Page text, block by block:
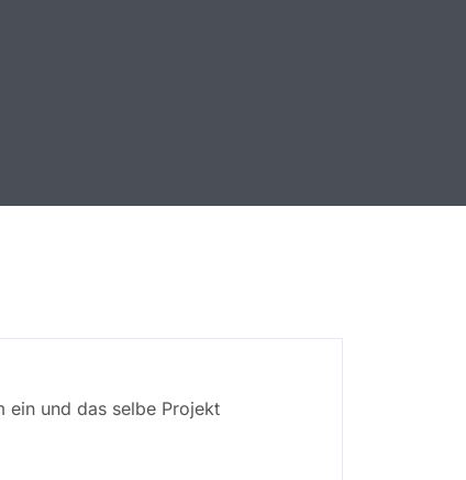
ein und das selbe Projekt